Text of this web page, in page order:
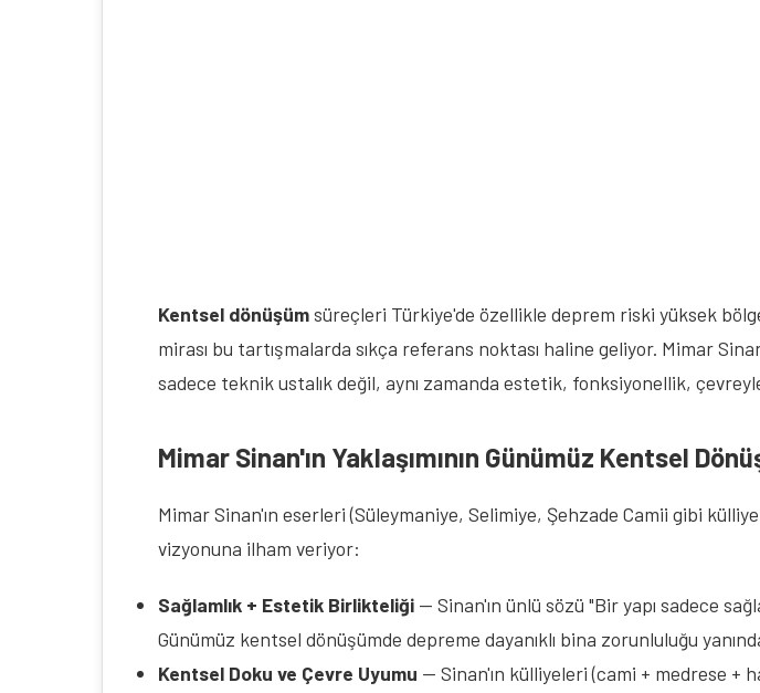
Kentsel dönüşüm süreçleri Türkiye'de özellikle deprem riski yüksek
mirası bu tartışmalarda sıkça referans noktası haline geliyor. Mimar
sadece teknik ustalık değil, aynı zamanda estetik, fonksiyonellik,
Mimar Sinan'ın Yaklaşımının Günümüz Kentsel
Mimar Sinan'ın eserleri (Süleymaniye, Selimiye, Şehzade Camii gibi
vizyonuna ilham veriyor:
Sağlamlık + Estetik Birlikteliği — Sinan'ın ünlü sözü "Bir yapı sadece
Günümüz kentsel dönüşümde depreme dayanıklı bina zorunluluğu
Kentsel Doku ve Çevre Uyumu — Sinan'ın külliyeleri (cami + medrese +